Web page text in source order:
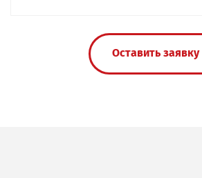
Оставить заявку